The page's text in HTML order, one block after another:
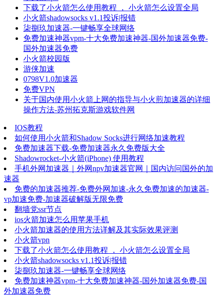
下载了小火箭怎么使用教程 ， 小火箭怎么设置全局
小火箭shadowsocks v1.1投诉|报错
柒捌玖加速器-一键畅享全球网络
免费加速神器vpm-十大免费加速神器-国外加速器免费-
国外加速器免费
小火箭校园版
游侠加速
0798V1.0加速器
免费VPN
关于国内使用小火箭上网的指导与小火煎加速器的详细
操作方法-苏州拓克斯游戏软件网
IOS教程
如何使用小火箭和Shadow Socks进行网络加速教程
免费加速器下载-免费加速器永久免费版大全
Shadowrocket-小火箭(iPhone) 使用教程
手机外网加速器｜外网npv加速器官网｜国内访问国外的加
速器
免费的加速器推荐-免费外网加速-永久免费加速的加速器-
vp加速免费-加速器破解版无限免费
翻墙党ssr节点
ios火箭加速怎么用苹果手机
小火箭加速器的使用方法详解及其实际效果评测
小火箭vpn
下载了小火箭怎么使用教程 ， 小火箭怎么设置全局
小火箭shadowsocks v1.1投诉|报错
柒捌玖加速器-一键畅享全球网络
免费加速神器vpm-十大免费加速神器-国外加速器免费-国
外加速器免费